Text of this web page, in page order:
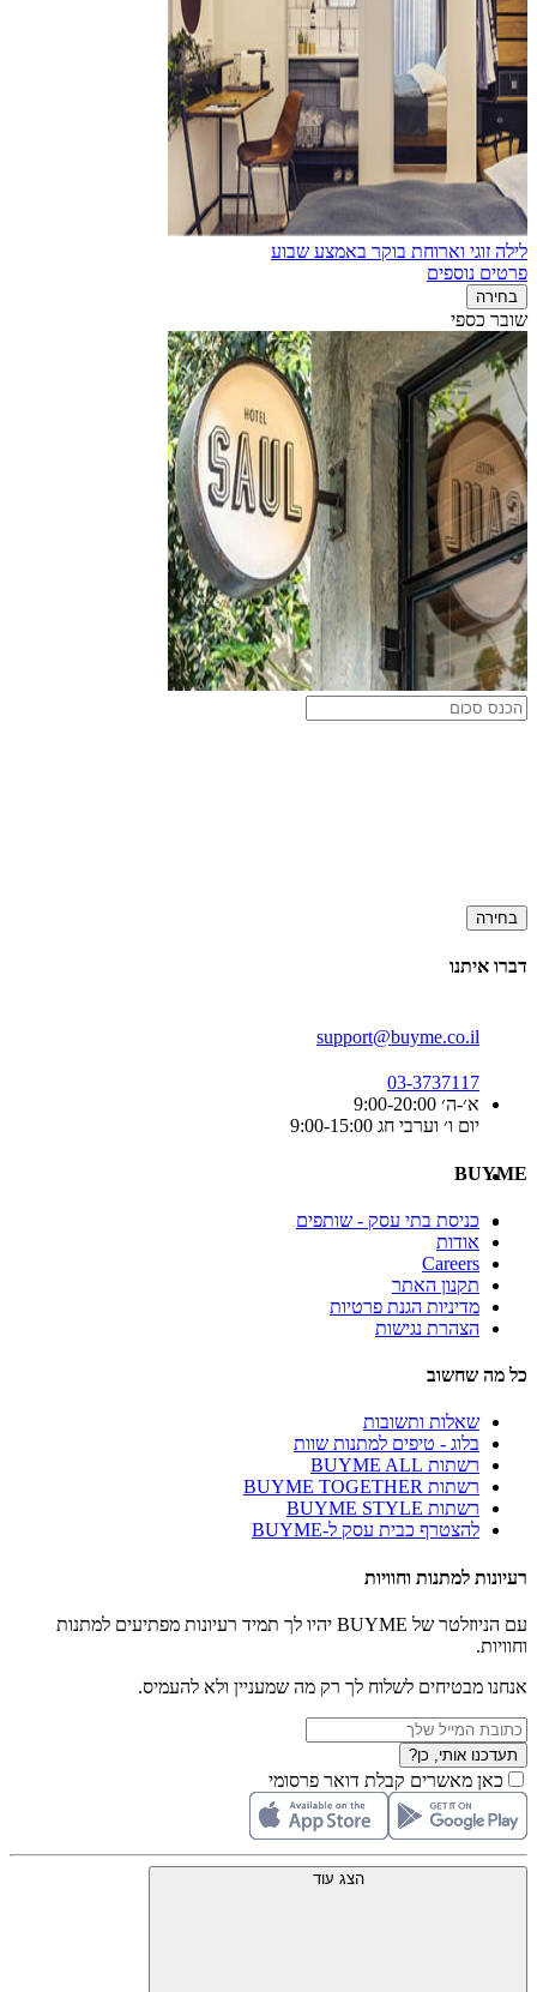
לילה זוגי וארוחת בוקר באמצע שבוע
פרטים נוספים
בחירה
שובר כספי
בחירה
דברו איתנו
support@buyme.co.il
03-3737117
א׳-ה׳ 9:00-20:00
יום ו׳ וערבי חג 9:00-15:00
BUYME
כניסת בתי עסק - שותפים
אודות
Careers
תקנון האתר
מדיניות הגנת פרטיות
הצהרת נגישות
כל מה שחשוב
שאלות ותשובות
בלוג - טיפים למתנות שוות
רשתות BUYME ALL
רשתות BUYME TOGETHER
רשתות BUYME STYLE
להצטרף כבית עסק ל-BUYME
רעיונות למתנות וחוויות
עם הניוזלטר של BUYME יהיו לך תמיד רעיונות מפתיעים למתנות
וחוויות.
אנחנו מבטיחים לשלוח לך רק מה שמעניין ולא להעמיס.
תעדכנו אותי, כן?
כאן מאשרים קבלת דואר פרסומי
הצג עוד